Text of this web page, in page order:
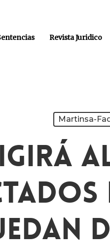
Revista Juridico
Martinsa-